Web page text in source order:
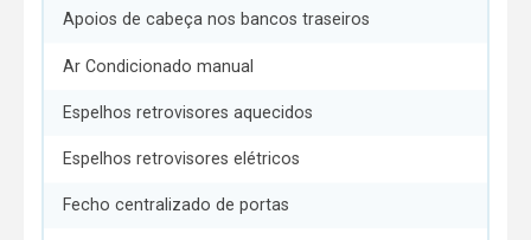
Apoios de cabeça nos bancos traseiros
Ar Condicionado manual
Espelhos retrovisores aquecidos
Espelhos retrovisores elétricos
Fecho centralizado de portas